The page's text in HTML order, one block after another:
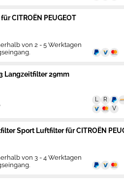
CITROËN PEUGEOT
von 2 - 5 Werktagen
Langzeitfilter 29mm
Sport Luftfilter für CITROËN
von 3 - 4 Werktagen